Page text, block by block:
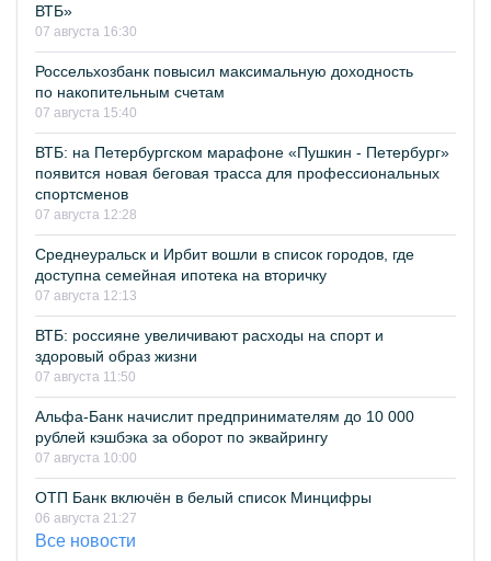
ВТБ»
07 августа 16:30
Россельхозбанк повысил максимальную доходность
по накопительным счетам
07 августа 15:40
ВТБ: на Петербургском марафоне «Пушкин - Петербург»
появится новая беговая трасса для профессиональных
спортсменов
07 августа 12:28
Среднеуральск и Ирбит вошли в список городов, где
доступна семейная ипотека на вторичку
07 августа 12:13
ВТБ: россияне увеличивают расходы на спорт и
здоровый образ жизни
07 августа 11:50
Альфа-Банк начислит предпринимателям до 10 000
рублей кэшбэка за оборот по эквайрингу
07 августа 10:00
ОТП Банк включён в белый список Минцифры
06 августа 21:27
Все новости